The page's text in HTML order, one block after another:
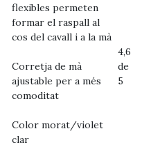
flexibles permeten
formar el raspall al
cos del cavall i a la mà
Corretja de mà
ajustable per a més
comoditat
Color morat/violet
clar
4,6
de
5